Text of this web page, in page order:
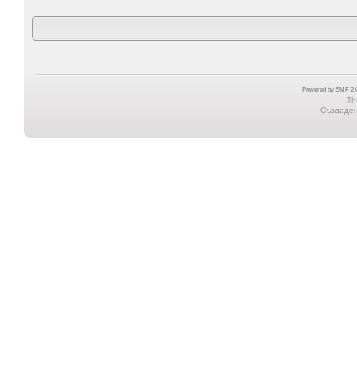
Powered by SMF